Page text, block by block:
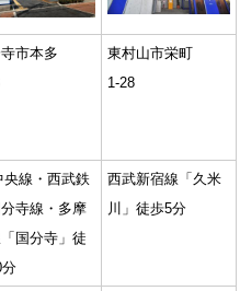
市本多
東村山市栄町
1-28
央線・西武鉄
寺線・多摩
国分寺」徒
西武新宿線「久米
川」徒歩5分